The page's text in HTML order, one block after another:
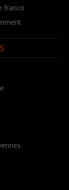
franco